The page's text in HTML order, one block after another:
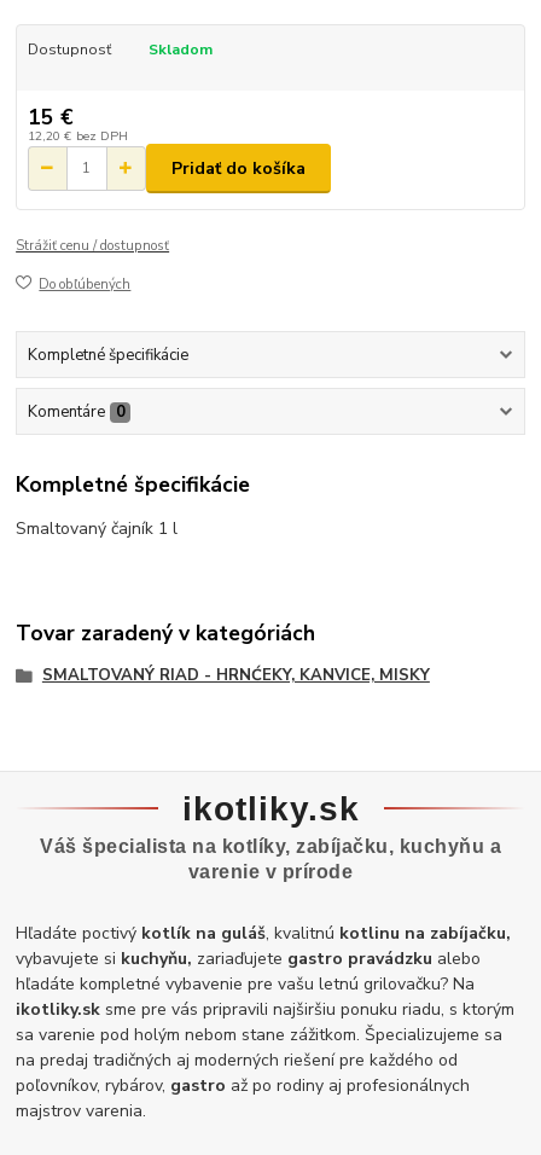
Dostupnosť Skladom
15 €
12,20 € bez DPH
Pridať do košíka
Strážiť cenu / dostupnosť
Do obľúbených
Kompletné špecifikácie
Komentáre 0
Kompletné špecifikácie
Smaltovaný čajník 1 l
Tovar zaradený v kategóriách
SMALTOVANÝ RIAD - HRNĆEKY, KANVICE, MISKY
ikotliky.sk
Váš špecialista na kotlíky, zabíjačku, kuchyňu a
varenie v prírode
Hľadáte poctivý kotlík na guláš, kvalitnú kotlinu na zabíjačku,
vybavujete si kuchyňu, zariaďujete gastro pravádzku alebo
hľadáte kompletné vybavenie pre vašu letnú grilovačku? Na
ikotliky.sk sme pre vás pripravili najširšiu ponuku riadu, s ktorým
sa varenie pod holým nebom stane zážitkom. Špecializujeme sa
na predaj tradičných aj moderných riešení pre každého od
poľovníkov, rybárov, gastro až po rodiny aj profesionálnych
majstrov varenia.